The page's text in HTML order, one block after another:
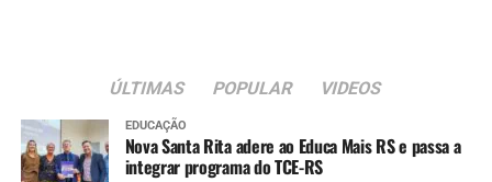
ÚLTIMAS POPULAR VIDEOS
EDUCAÇÃO
Nova Santa Rita adere ao Educa Mais RS e passa a
integrar programa do TCE-RS